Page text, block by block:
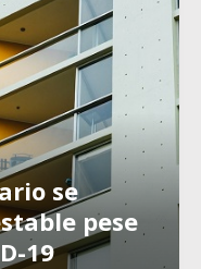
se
pese
19